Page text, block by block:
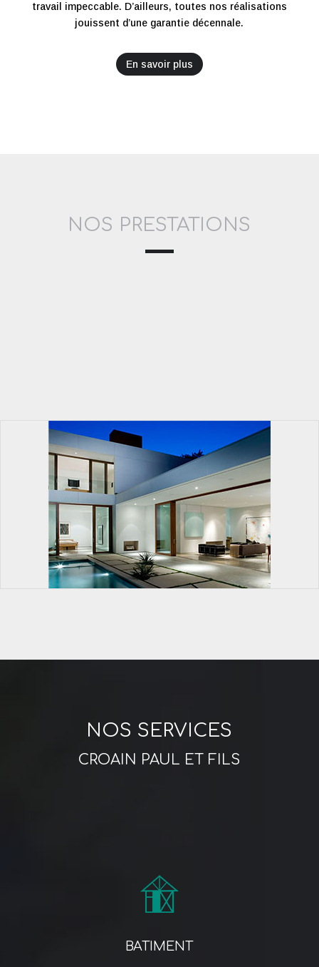
travail impeccable. D’ailleurs, toutes nos réalisations
jouissent d’une garantie décennale.
En savoir plus
NOS PRESTATIONS
NOS SERVICES
CROAIN PAUL ET FILS
BATIMENT